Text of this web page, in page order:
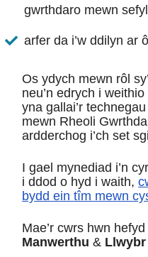
gwrthdaro mewn
arfer da i’w ddilyn ar
Os ydych mewn rôl
neu’n edrych i
yna gallai’r
mewn Rheoli
ardderchog i’ch set
I gael mynediad i’n
i ddod o hyd i waith,
bydd ein tîm mewn
Mae’r cwrs hwn hefyd
Manwerthu &